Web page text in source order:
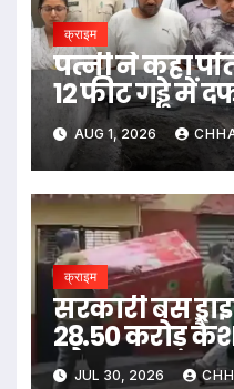
क्राइम
पत्नी ने कहा
12 फीट गड्ढे में
AUG 1, 2026
क्राइम
सरकारी बस
28.50 करोड़
सोना
JUL 30, 2026